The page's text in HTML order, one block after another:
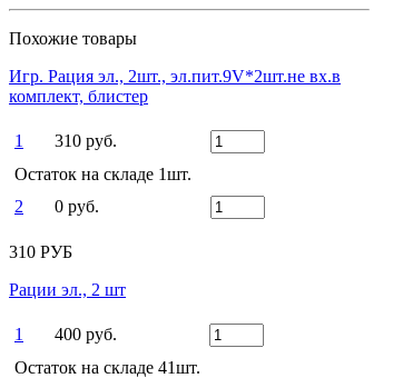
Похожие товары
Игр. Рация эл., 2шт., эл.пит.9V*2шт.не вх.в
комплект, блистер
1
310 руб.
Остаток на складе 1шт.
2
0 руб.
310 РУБ
Рации эл., 2 шт
1
400 руб.
Остаток на складе 41шт.